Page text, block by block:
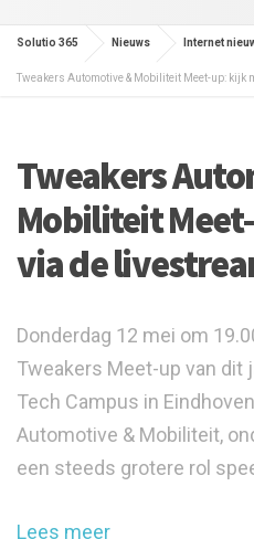
Solutio 365 Nieuws Internet
Tweakers Automotive & Mobiliteit Meet-up: kijk
Tweakers
Mobiliteit
via de
Donderdag 12 mei om
Tweakers Meet-up van dit
Tech Campus in
Automotive & Mobiliteit,
een steeds grotere rol
Lees meer